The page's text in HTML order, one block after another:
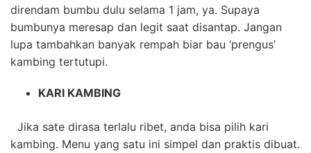
direndam bumbu dulu selama 1 jam, ya. Supaya
bumbunya meresap dan legit saat disantap. Jangan
lupa tambahkan banyak rempah biar bau ‘prengus’
kambing tertutupi.
KARI KAMBING
Jika sate dirasa terlalu ribet, anda bisa pilih kari
kambing. Menu yang satu ini simpel dan praktis dibuat.